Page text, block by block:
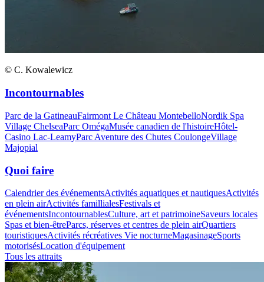
© C. Kowalewicz
Incontournables
Parc de la GatineauFairmont Le Château MontebelloNordik Spa
Village ChelseaParc OmégaMusée canadien de l'histoireHôtel-
Casino Lac-LeamyParc Aventure des Chutes CoulongeVillage
Majopial
Quoi faire
Calendrier des événementsActivités aquatiques et nautiquesActivités
en plein airActivités famillialesFestivals et
événementsIncontournablesCulture, art et patrimoineSaveurs locales
Spas et bien-êtreParcs, réserves et centres de plein airQuartiers
touristiquesActivités récréatives Vie nocturneMagasinageSports
motorisésLocation d'équipement
Tous les attraits